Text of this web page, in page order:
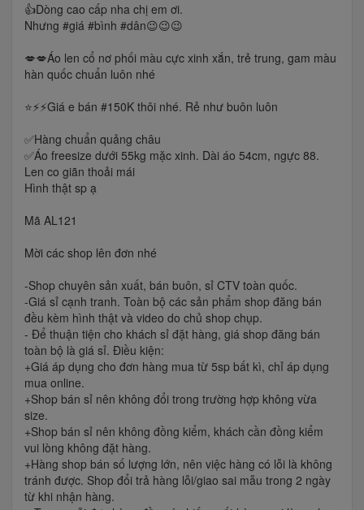
👍Dòng cao cấp nha chị em ơi.
Nhưng #giá #bình #dân😉😉😉
💋💋Áo len cổ nơ phối màu cực xinh xắn, trẻ trung, gam màu
hàn quốc chuẩn luôn nhé
⭐️⚡️⚡️Giá e bán #150K thôi nhé. Rẻ như buôn luôn
✅Hàng chuẩn quảng châu
✅Áo freesize dưới 55kg mặc xinh. Dài áo 54cm, ngực 88.
Len co giãn thoải mái
Hình thật sp ạ
Mã AL121
Mời các shop lên đơn nhé
-Shop chuyên sản xuất, bán buôn, sỉ CTV toàn quốc.
-Giá sỉ cạnh tranh. Toàn bộ các sản phẩm shop đăng bán
đều kèm hình thật và video do chủ shop chụp.
- Để thuận tiện cho khách sỉ đặt hàng, giá shop đăng bán
toàn bộ là giá sỉ. Điều kiện:
+Giá áp dụng cho đơn hàng mua từ 5sp bất kì, chỉ áp dụng
mua online.
+Shop bán sỉ nên không đổi trong trường hợp không vừa
size.
+Shop bán sỉ nên không đồng kiểm, khách cần đồng kiểm
vui lòng không đặt hàng.
+Hàng shop bán số lượng lớn, nên việc hàng có lỗi là không
tránh được. Shop đổi trả hàng lỗi/giao sai mẫu trong 2 ngày
từ khi nhận hàng.